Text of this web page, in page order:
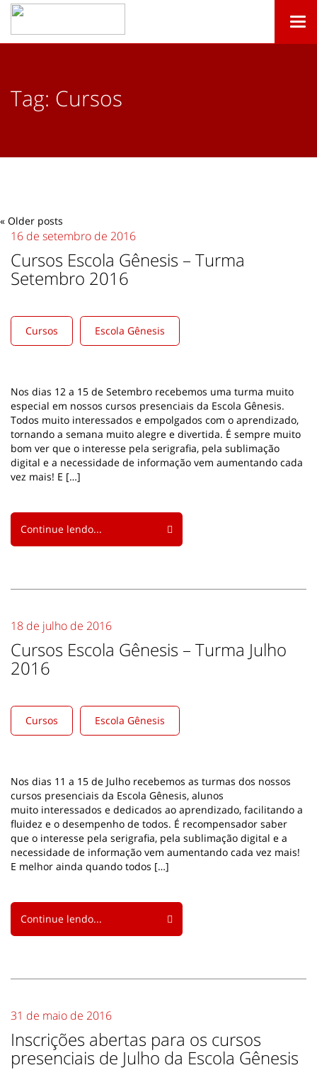
Tag: Cursos
« Older posts
16 de setembro de 2016
Cursos Escola Gênesis – Turma
Setembro 2016
Cursos Escola Gênesis
Nos dias 12 a 15 de Setembro recebemos uma turma muito
especial em nossos cursos presenciais da Escola Gênesis.
Todos muito interessados e empolgados com o aprendizado,
tornando a semana muito alegre e divertida. É sempre muito
bom ver que o interesse pela serigrafia, pela sublimação
digital e a necessidade de informação vem aumentando cada
vez mais! E […]
Continue lendo...
18 de julho de 2016
Cursos Escola Gênesis – Turma Julho
2016
Cursos Escola Gênesis
Nos dias 11 a 15 de Julho recebemos as turmas dos nossos
cursos presenciais da Escola Gênesis, alunos
muito interessados e dedicados ao aprendizado, facilitando a
fluidez e o desempenho de todos. É recompensador saber
que o interesse pela serigrafia, pela sublimação digital e a
necessidade de informação vem aumentando cada vez mais!
E melhor ainda quando todos […]
Continue lendo...
31 de maio de 2016
Inscrições abertas para os cursos
presenciais de Julho da Escola Gênesis